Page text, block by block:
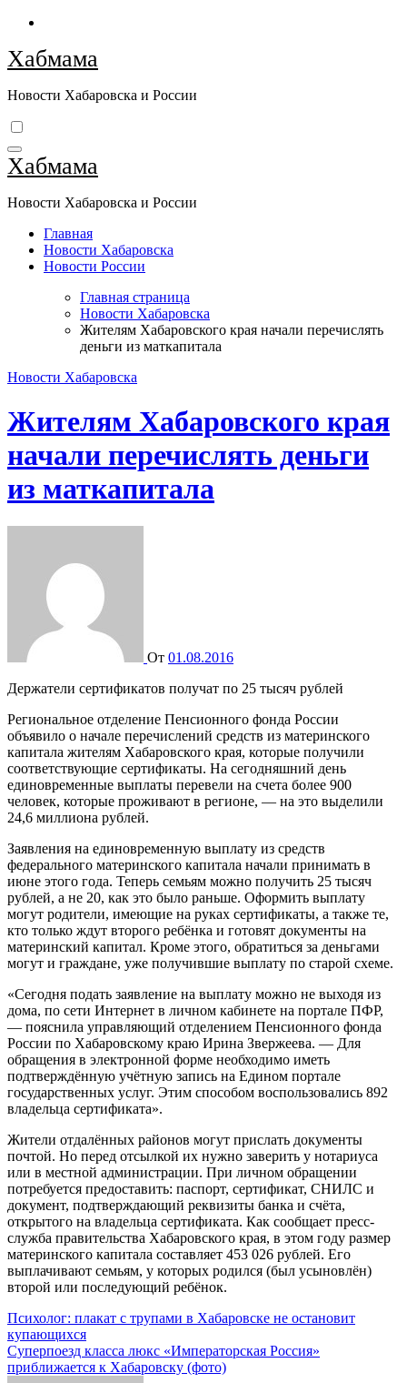
Перейти
содержимому
Хабмама
Новости Хабаровска и России
Хабмама
Новости Хабаровска и России
Главная
Новости Хабаровска
Новости России
Главная страница
Новости Хабаровска
Жителям Хабаровского края начали перечислять
деньги из маткапитала
Новости Хабаровска
Жителям Хабаровского края
начали перечислять деньги
из маткапитала
От 01.08.2016
Держатели сертификатов получат по 25 тысяч рублей
Региональное отделение Пенсионного фонда России
объявило о начале перечислений средств из материнского
капитала жителям Хабаровского края, которые получили
соответствующие сертификаты. На сегодняшний день
единовременные выплаты перевели на счета более 900
человек, которые проживают в регионе, — на это выделили
24,6 миллиона рублей.
Заявления на единовременную выплату из средств
федерального материнского капитала начали принимать в
июне этого года. Теперь семьям можно получить 25 тысяч
рублей, а не 20, как это было раньше. Оформить выплату
могут родители, имеющие на руках сертификаты, а также те,
кто только ждут второго ребёнка и готовят документы на
материнский капитал. Кроме этого, обратиться за деньгами
могут и граждане, уже получившие выплату по старой схеме.
«Сегодня подать заявление на выплату можно не выходя из
дома, по сети Интернет в личном кабинете на портале ПФР,
— пояснила управляющий отделением Пенсионного фонда
России по Хабаровскому краю Ирина Звержеева. — Для
обращения в электронной форме необходимо иметь
подтверждённую учётную запись на Едином портале
государственных услуг. Этим способом воспользовались 892
владельца сертификата».
Жители отдалённых районов могут прислать документы
почтой. Но перед отсылкой их нужно заверить у нотариуса
или в местной администрации. При личном обращении
потребуется предоставить: паспорт, сертификат, СНИЛС и
документ, подтверждающий реквизиты банка и счёта,
открытого на владельца сертификата. Как сообщает пресс-
служба правительства Хабаровского края, в этом году размер
материнского капитала составляет 453 026 рублей. Его
выплачивают семьям, у которых родился (был усыновлён)
второй или последующий ребёнок.
Навигация
по
записям
Психолог: плакат с трупами в Хабаровске не остановит
купающихся
Суперпоезд класса люкс «Императорская Россия»
приближается к Хабаровску (фото)